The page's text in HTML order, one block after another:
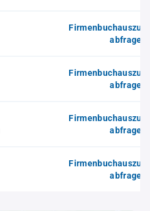
Firmenbuchauszug
abfragen
Firmenbuchauszug
abfragen
Firmenbuchauszug
abfragen
Firmenbuchauszug
abfragen